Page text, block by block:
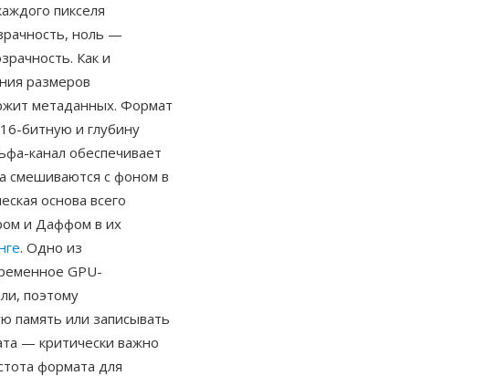
пикселя
ноль —
Как и
размеров
метаданных. Формат
битную и глубину
канал обеспечивает
смешиваются с фоном в
основа всего
и Даффом в их
. Одно из
GPU-
поэтому
память или записывать
— критически важно
формата для